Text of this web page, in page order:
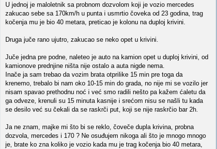
U jednoj je maloletnik sa probnom dozvolom koji je vozio mercedes
zakucao sebe sa 170km/h u punta i usmrtio čoveka od 23 godina, trag
kočenja mu je bio 40 metara, preticao je kolonu na duploj krivini.
Druga juče rano ujutro, zakucao se neko opet u krivini.
Juče jedna pre podne, naleteo je auto na kamion opet u duploj krivini, od
kamionove prednjine ništa nije ostalo a auta nigde nema.
Inače ja sam trebao da vozim brata otprilike 15 min pre toga da
krenemo, trebalo bi nam oko 10-15 min do grada, no nije mi se vozilo jer
nisam spavao prethodnu noć i već smo radili nešto pa kažem ćaletu da
ga odveze, krenuli su 15 minuta kasnije i srećom nisu se našli tu kada
se desilo već su čekali da se raskrči put, koji se nije raskrčio bar 2h.
Ja ne znam, majke mi što bi se reklo, čoveče dupla krivina, probna
dozvola, mercedes i 170 ? Ne osuđujem nikoga ali što je mnogo mnogo
je, brate ko zna koliko je vozio kada mu je trag kočenja bio 40 metara,